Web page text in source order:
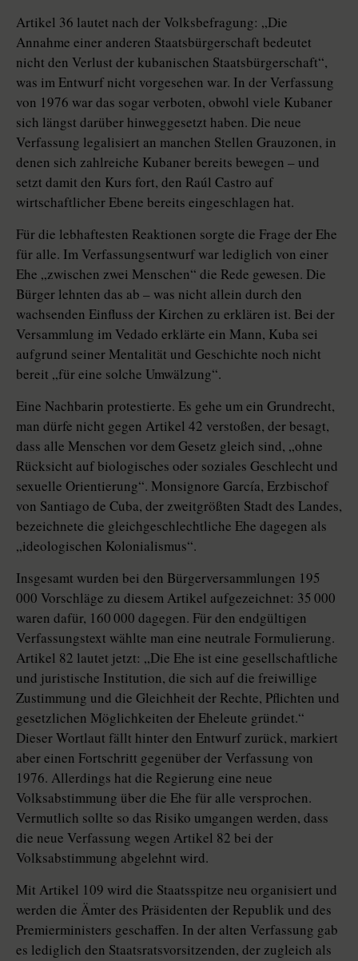
Artikel 36 lautet nach der Volksbefragung: „Die
Annahme einer anderen Staatsbürgerschaft bedeutet
nicht den Verlust der kubanischen Staatsbürgerschaft“,
was im Entwurf nicht vorgesehen war. In der Verfassung
von 1976 war das sogar verboten, obwohl viele Kubaner
sich längst darüber hinweggesetzt haben. Die neue
Verfassung legalisiert an manchen Stellen Grauzonen, in
denen sich zahlreiche Kubaner bereits bewegen – und
setzt damit den Kurs fort, den Raúl Castro auf
wirtschaftlicher Ebene bereits eingeschlagen hat.
Für die lebhaftesten Reaktionen sorgte die Frage der Ehe
für alle. Im Verfassungsentwurf war lediglich von einer
Ehe „zwischen zwei Menschen“ die Rede gewesen. Die
Bürger lehnten das ab – was nicht allein durch den
wachsenden Einfluss der Kirchen zu erklären ist. Bei der
Versammlung im Vedado erklärte ein Mann, Kuba sei
aufgrund seiner Mentalität und Geschichte noch nicht
bereit „für eine solche Umwälzung“.
Eine Nachbarin protestierte. Es gehe um ein Grundrecht,
man dürfe nicht gegen Artikel 42 verstoßen, der besagt,
dass alle Menschen vor dem Gesetz gleich sind, „ohne
Rücksicht auf biologisches oder soziales Geschlecht und
sexuelle Orientierung“. Monsignore García, Erzbischof
von Santiago de Cuba, der zweitgrößten Stadt des Landes,
bezeichnete die gleichgeschlechtliche Ehe dagegen als
„ideologischen Kolonialismus“.
Insgesamt wurden bei den Bürgerversammlungen 195
000 Vorschläge zu diesem Artikel aufgezeichnet: 35 000
waren dafür, 160 000 dagegen. Für den endgültigen
Verfassungstext wählte man eine neutrale Formulierung.
Artikel 82 lautet jetzt: „Die Ehe ist eine gesellschaftliche
und juristische Institution, die sich auf die freiwillige
Zustimmung und die Gleichheit der Rechte, Pflichten und
gesetzlichen Möglichkeiten der Eheleute gründet.“
Dieser Wortlaut fällt hinter den Entwurf zurück, markiert
aber einen Fortschritt gegenüber der Verfassung von
1976. Allerdings hat die Regierung eine neue
Volksabstimmung über die Ehe für alle versprochen.
Vermutlich sollte so das Risiko umgangen werden, dass
die neue Verfassung wegen Artikel 82 bei der
Volksabstimmung abgelehnt wird.
Mit Artikel 109 wird die Staatsspitze neu organisiert und
werden die Ämter des Präsidenten der Republik und des
Premierministers geschaffen. In der alten Verfassung gab
es lediglich den Staatsratsvorsitzenden, der zugleich als